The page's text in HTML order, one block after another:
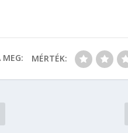
MEG: MÉRTÉK: